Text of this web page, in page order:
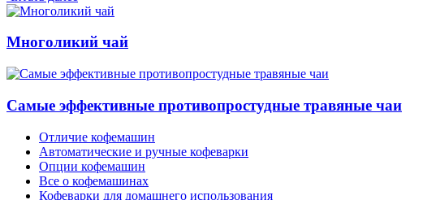
Многоликий чай
Самые эффективные противопростудные травяные чаи
Отличие кофемашин
Автоматические и ручные кофеварки
Опции кофемашин
Все о кофемашинах
Кофеварки для домашнего использования